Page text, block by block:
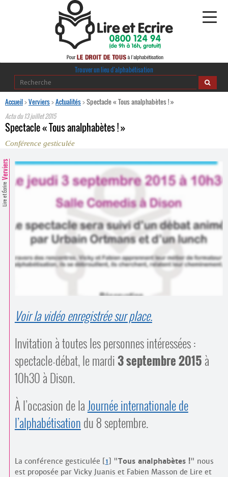
Alphabétisation
Regards croisés
·
Ressources pédagogiques
Comprendre et parler
Espace presse
Contacts
Trouver un lieu d’alphabétisation
Trouver un lieu d’alphabétisation
Accueil>Verviers>Actualités>Spectacle « Tous analphabètes ! »
Actu du13 juillet 2015
Spectacle « Tous analphabètes ! »
Conférence gesticulée
Lire et Écrire
Verviers
Voir la vidéo enregistrée sur place.
Invitation à toutes les personnes intéressées :
spectacle-débat, le mardi3 septembre 2015 à
10h30 à Dison.
À l’occasion de laJournée internationale de
l’alphabétisation du 8 septembre.
La conférence gesticulée [1] "Tous analphabètes !" nous
est proposée par Vicky Juanis et Fabien Masson de Lire et